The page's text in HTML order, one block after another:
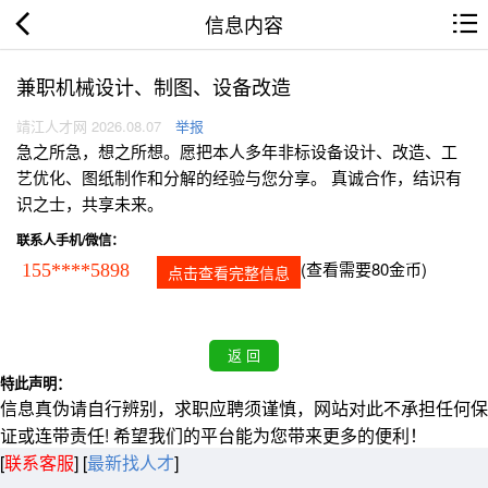
信息内容
兼职机械设计、制图、设备改造
靖江人才网 2026.08.07 举报
急之所急，想之所想。愿把本人多年非标设备设计、改造、工
艺优化、图纸制作和分解的经验与您分享。 真诚合作，结识有
识之士，共享未来。
联系人手机/微信：
155****5898 点击查看完整信息 (查看需要80金币)
特此声明：
信息真伪请自行辨别，求职应聘须谨慎，网站对此不承担任何保
证或连带责任! 希望我们的平台能为您带来更多的便利！
[联系客服] [最新找人才]